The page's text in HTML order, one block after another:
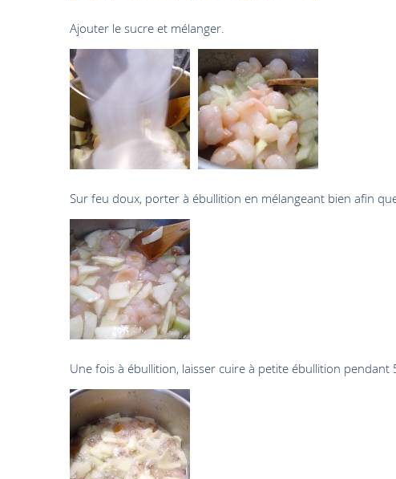
Ajouter le sucre et mélanger.
Sur feu doux, porter à ébullition en mélangeant bien afin
Une fois à ébullition, laisser cuire à petite ébullition